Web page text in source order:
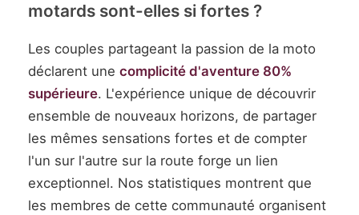
motards sont-elles si fortes ?
Les couples partageant la passion de la moto
déclarent une complicité d'aventure 80%
supérieure. L'expérience unique de découvrir
ensemble de nouveaux horizons, de partager
les mêmes sensations fortes et de compter
l'un sur l'autre sur la route forge un lien
exceptionnel. Nos statistiques montrent que
les membres de cette communauté organisent